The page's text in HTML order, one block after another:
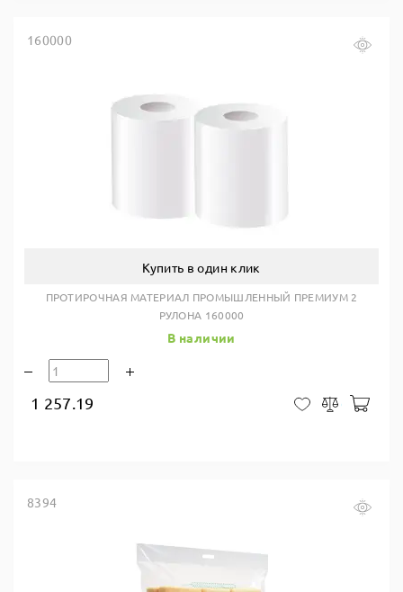
160000
Купить в один клик
ПРОТИРОЧНАЯ МАТЕРИАЛ ПРОМЫШЛЕННЫЙ ПРЕМИУМ 2
РУЛОНА 160000
В наличии
1 257.19 В закладки
Сравнить
8394